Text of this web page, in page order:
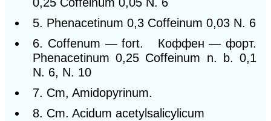
0,25 Coffeinum 0,05 N. 6
5. Phenacetinum 0,3 Coffeinum 0,03 N. 6
6. Coffenum — fort. Коффен — форт.
Phenacetinum 0,25 Coffeinum n. b. 0,1
N. 6, N. 10
7. Cm, Amidopyrinum.
8. Cm. Acidum acetylsalicylicum